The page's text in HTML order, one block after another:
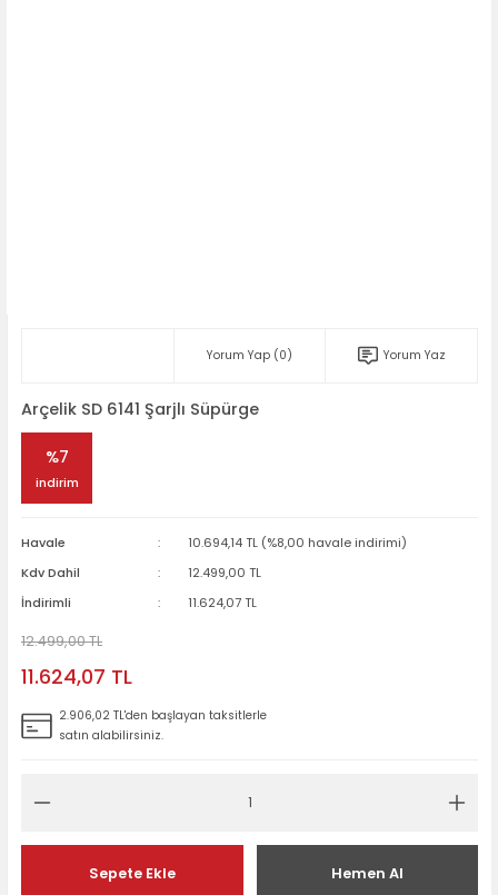
Yorum Yap (0) Yorum Yaz
Arçelik SD 6141 Şarjlı Süpürge
%7
indirim
Havale
10.694,14 TL (%8,00 havale indirimi)
Kdv Dahil
12.499,00 TL
İndirimli
11.624,07 TL
12.499,00 TL
11.624,07 TL
2.906,02 TL'den başlayan taksitlerle
satın alabilirsiniz.
Sepete Ekle Hemen Al